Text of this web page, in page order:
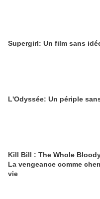
Supergirl: Un film sans
L'Odyssée: Un périple
Kill Bill : The Whole
La vengeance comme
vie